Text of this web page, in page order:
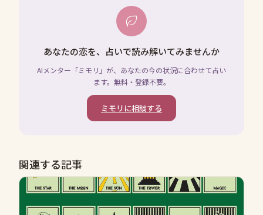
あなたの恋を、占いで読み解いてみませんか
AIメンター「ミモリ」が、あなたの今の状況に合わせて占い
ます。無料・登録不要。
ミモリに相談する
関連する記事